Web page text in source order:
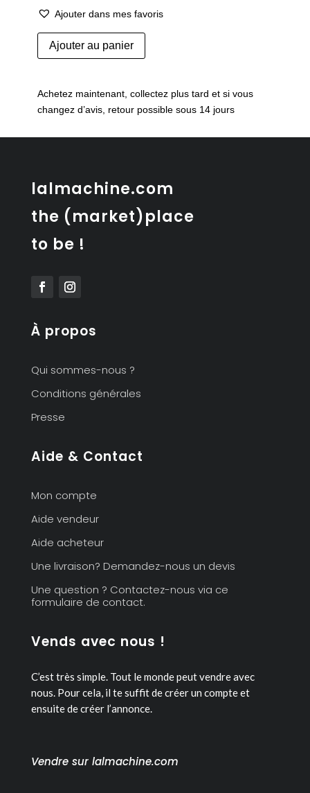
Ajouter dans mes favoris
quantité
de
bauhaus
BAG
Ajouter au panier
Achetez maintenant, collectez plus tard et si vous
changez d’avis, retour possible sous 14 jours
lalmachine.com
the (market)place
to be !
À propos
Qui sommes-nous ?
Conditions générales
Presse
Aide & Contact
Mon compte
Aide vendeur
Aide acheteur
Une livraison? Demandez-nous un devis
Une question ? Contactez-nous via ce
formulaire de contact.
Vends avec nous !
C’est très simple. Tout le monde peut vendre avec
nous. Pour cela, il te suffit de créer un compte et
ensuite de créer l’annonce.
Vendre sur lalmachine.com